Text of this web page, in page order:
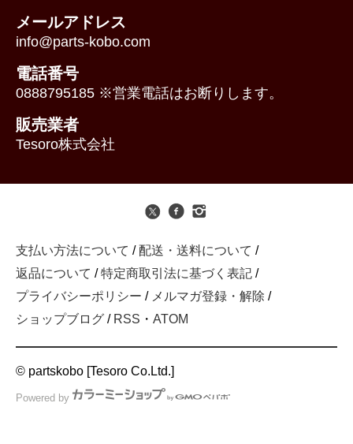
メールアドレス
info@parts-kobo.com
電話番号
0888795185 ※営業電話はお断りします。
販売業者
Tesoro株式会社
支払い方法について / 配送・送料について /
返品について / 特定商取引法に基づく表記 /
プライバシーポリシー / メルマガ登録・解除 /
ショップブログ / RSS ・ ATOM
© partskobo [Tesoro Co.Ltd.]
Powered by